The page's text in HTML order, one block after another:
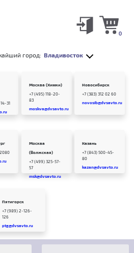
город: Владивосток
0
31
Москва (Химки)
+7 (495) 118-20-
83
moskva@dvsavto.ru
Новосибирск
+7 (383) 312 02 60
novosib@dvsavto.ru
Москва
(Волжская)
+7 (499) 325-57-
57
msk@dvsavto.ru
Казань
+7 (843) 500-45-
80
kazan@dvsavto.ru
Пятигорск
+7 (989) 2-126-
126
ptg@dvsavto.ru